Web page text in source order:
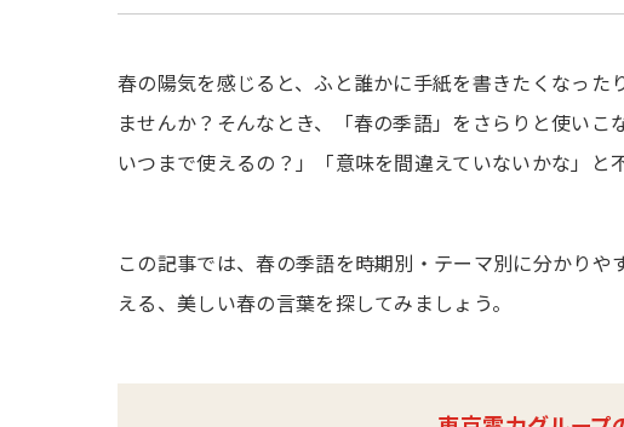
春の陽気を感じると、ふと誰かに手紙を書きたくなった
ませんか？そんなとき、「春の季語」をさらりと使い
いつまで使えるの？」「意味を間違えていないかな」と
この記事では、春の季語を時期別・テーマ別に分かり
える、美しい春の言葉を探してみましょう。